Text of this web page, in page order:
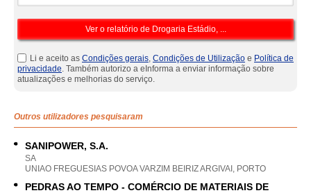
Li e aceito as Condições gerais, Condições de Utilização e Política de
privacidade. Também autorizo a eInforma a enviar informação sobre
atualizações e melhorias do serviço.
Outros utilizadores pesquisaram
SANIPOWER, S.A.
SA
UNIAO FREGUESIAS POVOA VARZIM BEIRIZ ARGIVAI, PORTO
PEDRAS AO TEMPO - COMÉRCIO DE MATERIAIS DE